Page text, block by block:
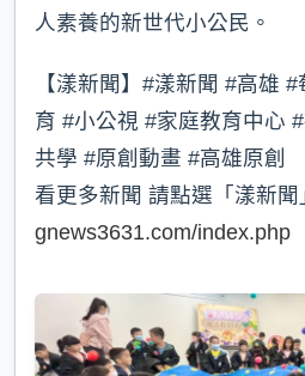
人素養的新世代小公民。
【漾新聞】#漾新聞 #高雄
育 #小公視 #家庭教育中心
共學 #原創動畫 #高雄原創
看更多新聞 請點選「漾新聞
gnews3631.com/index.php